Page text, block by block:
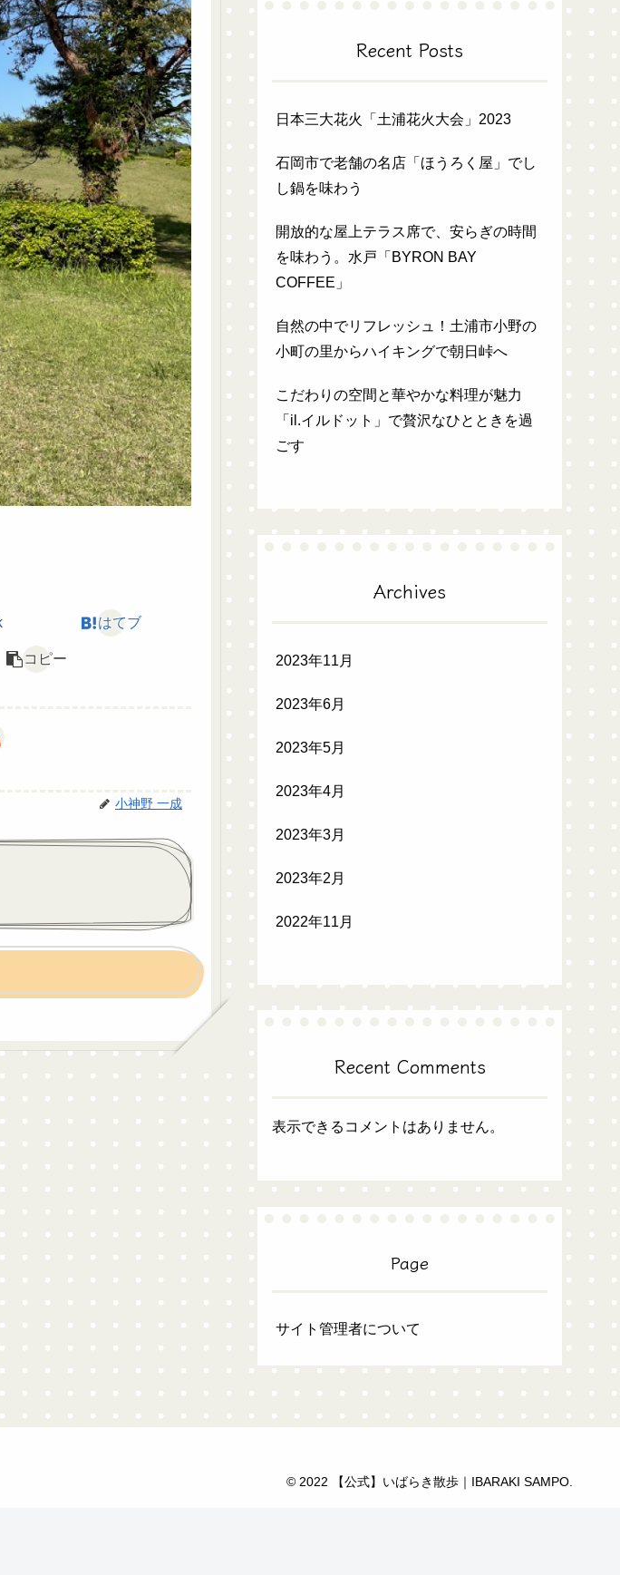
はてブ
コピー
小神野 一成
Recent Posts
日本三大花火「土浦花火大会」2023
石岡市で老舗の名店「ほうろく屋」でし
し鍋を味わう
開放的な屋上テラス席で、安らぎの時間
を味わう。水戸「BYRON BAY
COFFEE」
自然の中でリフレッシュ！土浦市小野の
小町の里からハイキングで朝日峠へ
こだわりの空間と華やかな料理が魅力
「il.イルドット」で贅沢なひとときを過
ごす
Archives
2023年11月
2023年6月
2023年5月
2023年4月
2023年3月
2023年2月
2022年11月
Recent Comments
表示できるコメントはありません。
Page
サイト管理者について
© 2022 【公式】いばらき散歩｜IBARAKI SAMPO.